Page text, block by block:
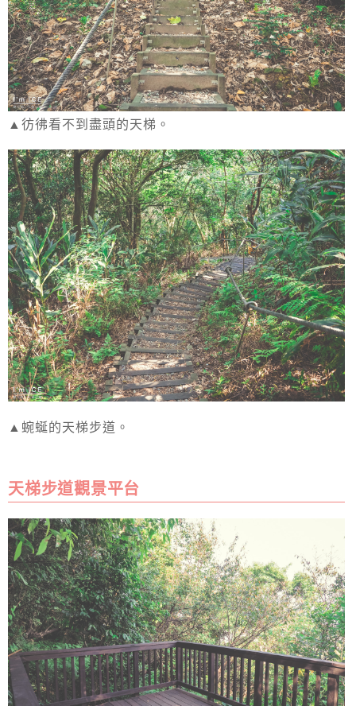
▲彷彿看不到盡頭的天梯。
▲蜿蜒的天梯步道。
天梯步道觀景平台